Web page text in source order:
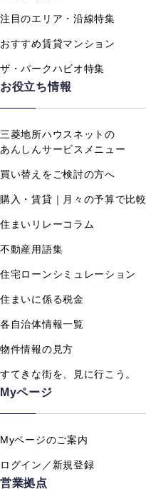
注目のエリア・沿線特集
おすすめ賃貸マンション
ザ・パークハビオ特集
お役立ち情報
三菱地所ハウスネットの
あんしんサービスメニュー
買い替えをご検討の方へ
購入・賃貸｜月々の予算で比較
住まいリレーコラム
不動産用語集
住宅ローンシミュレーション
住まいに係る税金
各自治体情報一覧
物件情報の見方
すてきな街を、見に行こう。
Myページ
Myページのご案内
ログイン／新規登録
営業拠点